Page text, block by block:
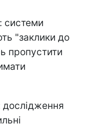
: системи
"заклики до
пропустити
дослідження